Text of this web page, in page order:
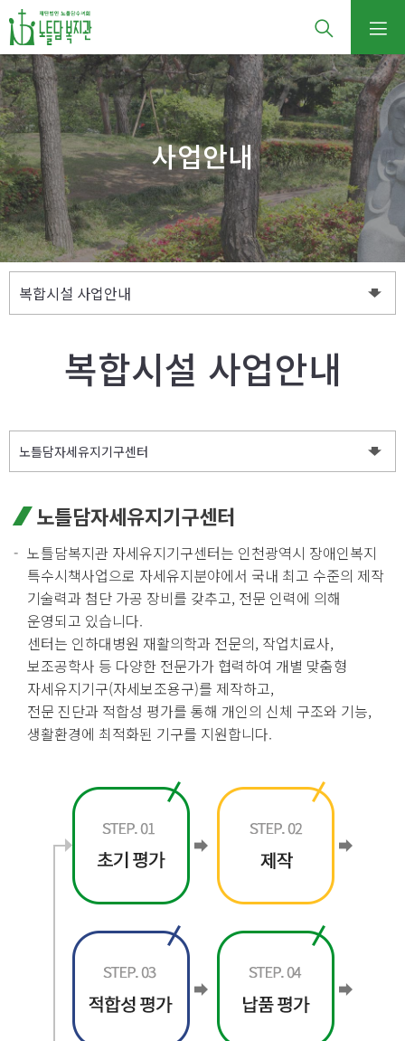
사업안내
복합시설 사업안내
노틀담자세유지기구센터
노틀담복지관 자세유지기구센터는 인천광역시 장애인복지
특수시책사업으로 자세유지분야에서 국내 최고 수준의 제작
기술력과 첨단 가공 장비를 갖추고, 전문 인력에 의해
운영되고 있습니다.
센터는 인하대병원 재활의학과 전문의, 작업치료사,
보조공학사 등 다양한 전문가가 협력하여 개별 맞춤형
자세유지기구(자세보조용구)를 제작하고,
전문 진단과 적합성 평가를 통해 개인의 신체 구조와 기능,
생활환경에 최적화된 기구를 지원합니다.